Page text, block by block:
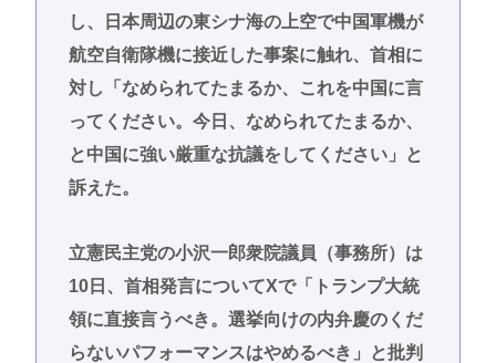
し、日本周辺の東シナ海の上空で中国軍機が
航空自衛隊機に接近した事案に触れ、首相に
対し「なめられてたまるか、これを中国に言
ってください。今日、なめられてたまるか、
と中国に強い厳重な抗議をしてください」と
訴えた。
立憲民主党の小沢一郎衆院議員（事務所）は
10日、首相発言についてXで「トランプ大統
領に直接言うべき。選挙向けの内弁慶のくだ
らないパフォーマンスはやめるべき」と批判